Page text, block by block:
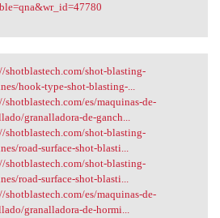
shotblastech.com/shot
shotblastech.com/shot-blasting-
hook-type-shot-blasting-...
shotblastech.com/es/maquinas-de-
granalladora-de-ganch...
shotblastech.com/shot-blasting-
road-surface-shot-blasti...
shotblastech.com/shot-blasting-
road-surface-shot-blasti...
shotblastech.com/es/maquinas-de-
granalladora-de-hormi...